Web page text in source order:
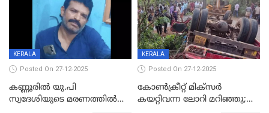
ചൊവ്വന്നൂരിലും നടപടി
KERALA
Posted On 27-12-2025
കണ്ണൂരിൽ യു.പി
സ്വദേശിയുടെ മരണത്തിൽ
KERALA
Posted On 27-12-2025
കോണ്‍ക്രീറ്റ് മിക്‌സര്‍
കയറ്റിവന്ന ലോറി മറിഞ്ഞു;